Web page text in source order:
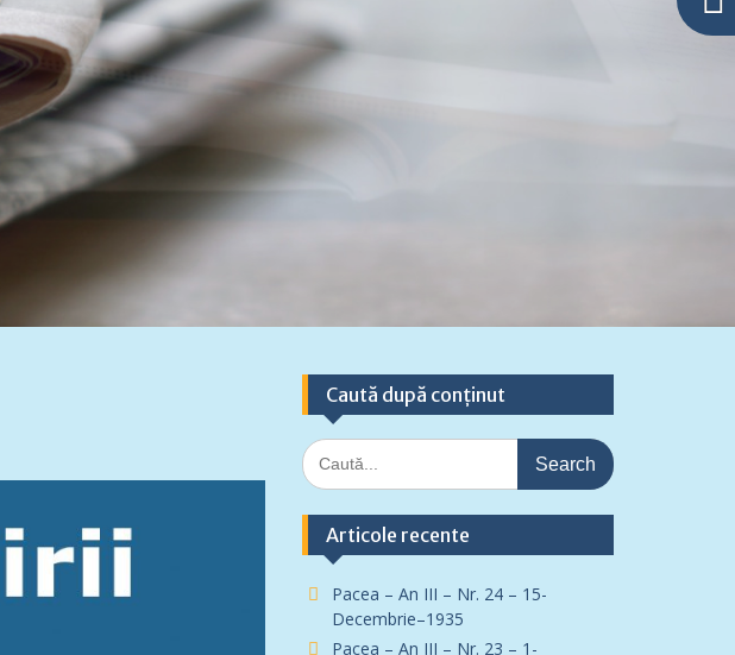
Caută după conținut
Search
for:
Articole recente
Pacea – An III – Nr. 24 – 15-
Decembrie–1935
Pacea – An III – Nr. 23 – 1-